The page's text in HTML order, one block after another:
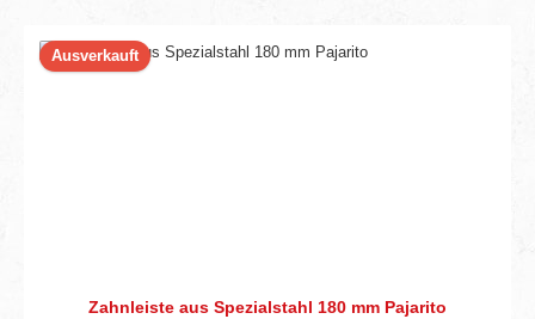
Ausverkauft
Zahnleiste aus Spezialstahl 180 mm Pajarito